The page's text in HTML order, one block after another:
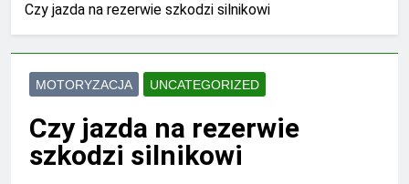
Czy jazda na rezerwie szkodzi silnikowi
MOTORYZACJA UNCATEGORIZED
Czy jazda na rezerwie
szkodzi silnikowi